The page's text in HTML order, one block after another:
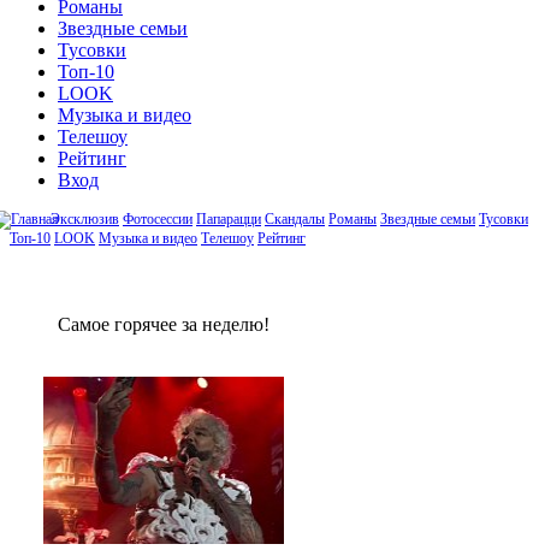
Романы
Звездные семьи
Тусовки
Топ-10
LOOK
Музыка и видео
Телешоу
Рейтинг
Вход
Эксклюзив Фотосессии Папарацци Скандалы Романы Звездные семьи Тусовки
Топ-10 LOOK Музыка и видео Телешоу Рейтинг
Сaмое гoрячее за неделю!